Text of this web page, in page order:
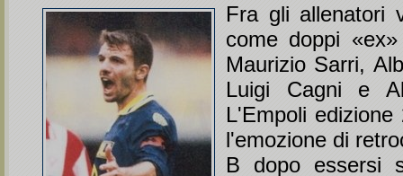
Fra gli allenatori
come doppi
Maurizio Sarri,
Luigi Cagni e
L'Empoli edizione
l'emozione di
B dopo essersi